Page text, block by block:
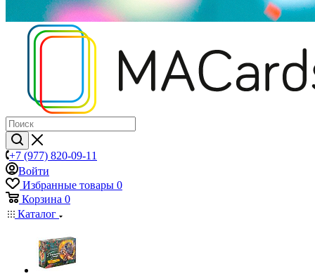
+7 (977) 820-09-11
Войти
Избранные товары 0
Корзина 0
Каталог